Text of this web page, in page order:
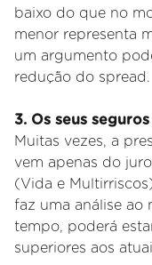
baixo do que no
menor representa
um argumento
redução do spread.
3. Os seus
Muitas vezes, a
vem apenas do
(Vida e
faz uma análise ao
tempo, poderá
superiores aos